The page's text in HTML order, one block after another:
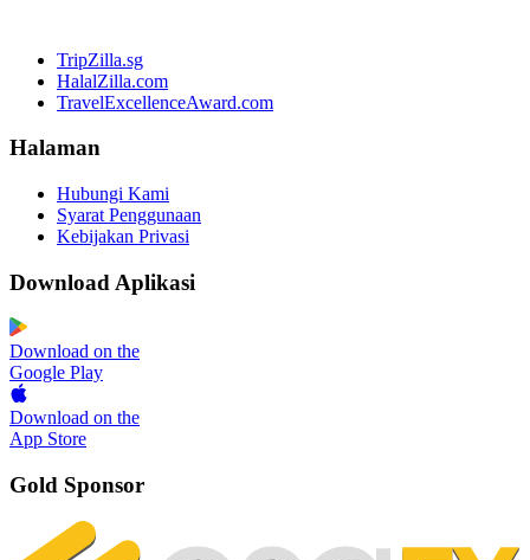
TripZilla.sg
HalalZilla.com
TravelExcellenceAward.com
Halaman
Hubungi Kami
Syarat Penggunaan
Kebijakan Privasi
Download Aplikasi
Download on the
Google Play
Download on the
App Store
Gold Sponsor